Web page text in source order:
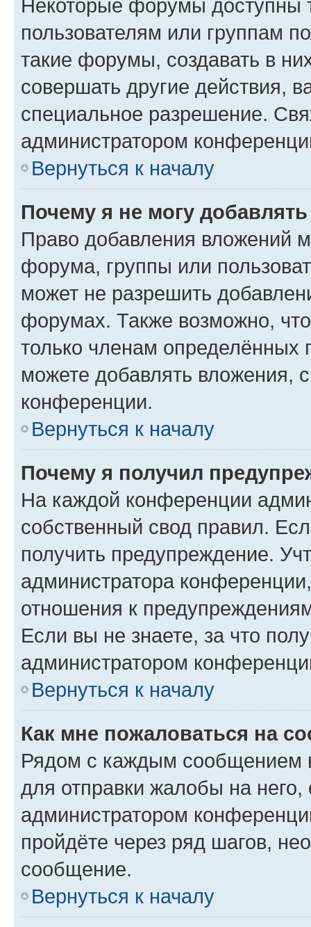
Некоторые форумы доступны
пользователям или группам
такие форумы, создавать в
совершать другие действия,
специальное разрешение.
администратором
Вернуться к началу
Почему я не могу
Право добавления вложений
форума, группы или
может не разрешить
форумах. Также возможно,
только членам определённых
можете добавлять вложения,
конференции.
Вернуться к началу
Почему я получил
На каждой конференции
собственный свод правил.
получить предупреждение.
администратора
отношения к
Если вы не знаете, за что
администратором
Вернуться к началу
Как мне пожаловаться на
Рядом с каждым сообщением
для отправки жалобы на
администратором
пройдёте через ряд шагов,
сообщение.
Вернуться к началу